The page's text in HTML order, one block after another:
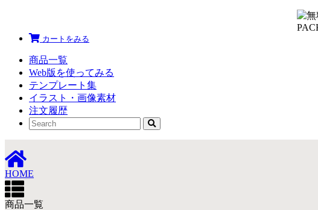
カートをみる
商品一覧
Web版を使ってみる
テンプレート集
イラスト・画像素材
注文履歴
HOME
商品一覧